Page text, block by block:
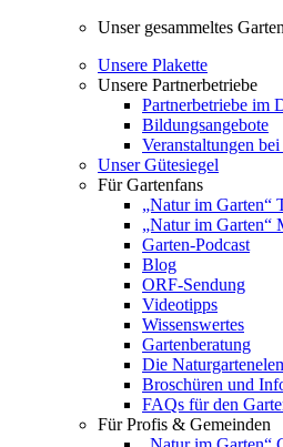
Unser gesammeltes
Unsere Plakette
Unsere Partnerbetriebe
Partnerbetriebe im
Bildungsangebote
Veranstaltungen
Unser Gütesiegel
Für Gartenfans
„Natur im Garten“
„Natur im Garten“
Garten-Podcast
Blog
ORF-Sendung
Videotipps
Wissenswertes
Gartenberatung
Die
Broschüren und
FAQs für den
Für Profis & Gemeinden